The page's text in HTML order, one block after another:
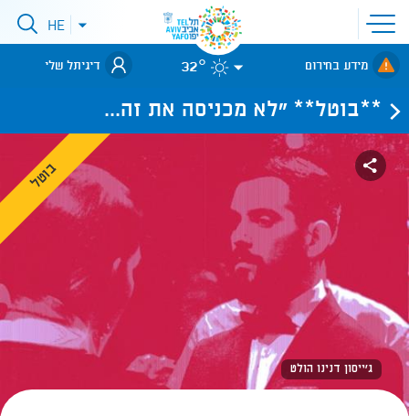
פתיחת
תפריט
אתר
לאתר עיריית
תל-אביב
פתיחתHE
מידע בחירום 32° דיגיתל שלי
**בוטל** "לא מכניסה את זה...
ג'ייסון דנינו הולט
בוטל